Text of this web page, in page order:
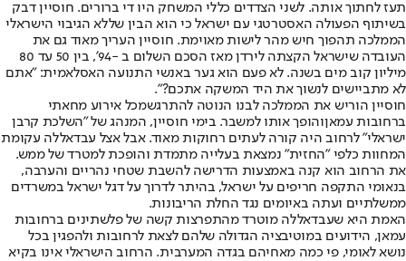
תעז לחתוך אותה. לשני הצדדים כללי המשחק היו די ברורים. חוסיין דבק
בשיתוף הפעולה האסטרטגי עם ישראל כי הוא הבין שללא הגיבוי הישראלי
הממלכה תהפוך חיש מהר לישות מאוימת. חוסיין העריך מאוד גם את
העובדה שישראל הקצתה לירדן מאז הסכם השלום ב -94', בין 50 עד 80
מיליון קוב מים בשנה. לא פעם הוא גער באנשי התנועה האסלאמית: "אתם
לא מתביישים לנשוך את היד המשקה אתכם?".
חוסיין הוריש את הממלכה לבנו הנוטה להתרגשמכל אירוע מחאתי
ברחובות עמאןוהופך אותו למשבר. בימי חוסיין, המנהג של "השלכת קרבן
ישראלי" לרחוב היה קורה לעתים רחוקות מאוד. אבל אצל עבדאללה עקומת
המחוות כלפי "החזית" נמצאת בעלייה מתמדת והופכת למטרד של ממש.
את הרחוב הוא קנה באמצעות הדרישה להשבת שטחי נהריים והערבה,
בנאומי התקפה חריפים על ישראל, בהיתר לדרוך על דגל ישראל במשרדים
ממשלתיים ועתה באיומים נגד החלת הריבונות.
האמת היא שעבדאללה מוטרד מהתפרצות קשה של פלשתינים ברחובות
עמאן, הידועים במוטיבציה הגדולה שלהם לצאת לרחובות ולהפגין בכל
נושא לאומי, פי כמה מאחיהם בגדה המערבית. הרחוב הישראלי אינו בקיא